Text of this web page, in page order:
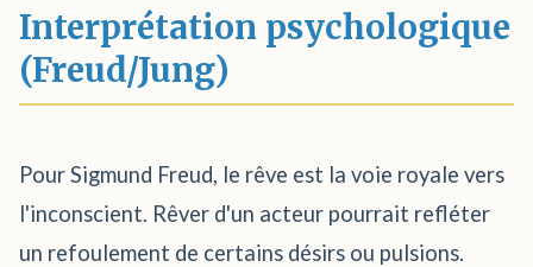
Interprétation psychologique
(Freud/Jung)
Pour Sigmund Freud, le rêve est la voie royale vers
l'inconscient. Rêver d'un acteur pourrait refléter
un refoulement de certains désirs ou pulsions.